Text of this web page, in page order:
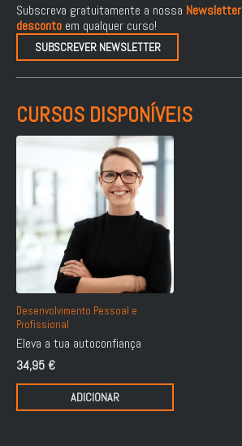
Subscreva gratuitamente a nossa Newsletter
desconto em qualquer curso!
SUBSCREVER NEWSLETTER
CURSOS DISPONÍVEIS
Desenvolvimento Pessoal e
Profissional
Eleva a tua autoconfiança
34,95 €
ADICIONAR